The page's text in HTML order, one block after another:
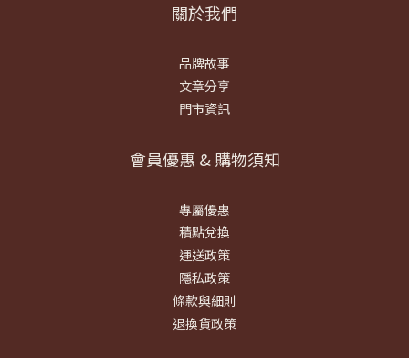
關於我們
品牌故事
文章分享
門市資訊
會員優惠 & 購物須知
專屬優惠
積點兌換
運送政策
隱私政策
條款與細則
退換貨政策